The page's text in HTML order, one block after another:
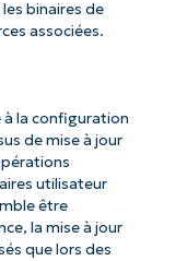
binaires de
associées.
à la configuration
de mise à jour
utilisateur
être
la mise à jour
que lors des